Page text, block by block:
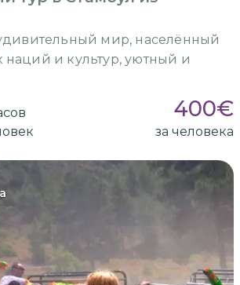
мир, населённый
и культур, уютный и
400€
за человека